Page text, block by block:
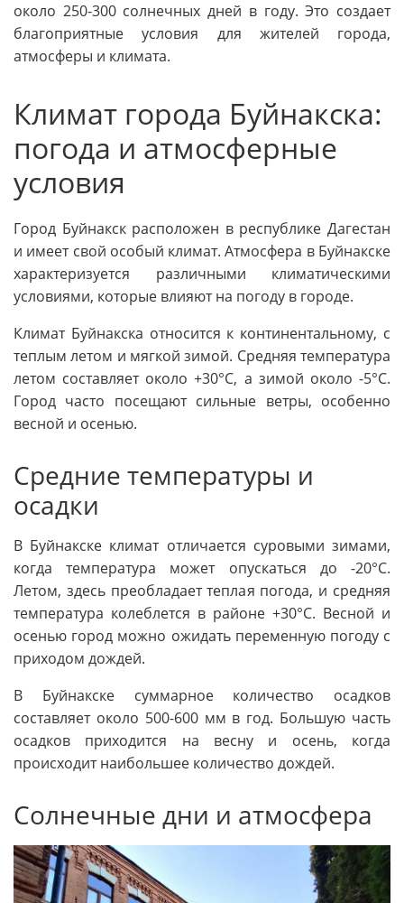
около 250-300 солнечных дней в году. Это создает
благоприятные условия для жителей города,
атмосферы и климата.
Климат города Буйнакска:
погода и атмосферные
условия
Город Буйнакск расположен в республике Дагестан
и имеет свой особый климат. Атмосфера в Буйнакске
характеризуется различными климатическими
условиями, которые влияют на погоду в городе.
Климат Буйнакска относится к континентальному, с
теплым летом и мягкой зимой. Средняя температура
летом составляет около +30°C, а зимой около -5°C.
Город часто посещают сильные ветры, особенно
весной и осенью.
Средние температуры и
осадки
В Буйнакске климат отличается суровыми зимами,
когда температура может опускаться до -20°C.
Летом, здесь преобладает теплая погода, и средняя
температура колеблется в районе +30°C. Весной и
осенью город можно ожидать переменную погоду с
приходом дождей.
В Буйнакске суммарное количество осадков
составляет около 500-600 мм в год. Большую часть
осадков приходится на весну и осень, когда
происходит наибольшее количество дождей.
Солнечные дни и атмосфера